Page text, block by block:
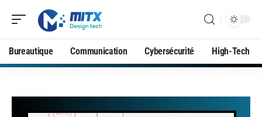
Bureautique Communication Cybersécurité High-Tech